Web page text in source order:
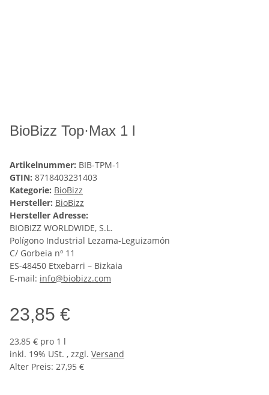
BioBizz Top·Max 1 l
Artikelnummer: BIB-TPM-1
GTIN: 8718403231403
Kategorie: BioBizz
Hersteller: BioBizz
Hersteller Adresse:
BIOBIZZ WORLDWIDE, S.L.
Polígono Industrial Lezama-Leguizamón
C/ Gorbeia nº 11
ES-48450 Etxebarri – Bizkaia
E-mail: info@biobizz.com
23,85 €
23,85 € pro 1 l
inkl. 19% USt. , zzgl. Versand
Alter Preis: 27,95 €